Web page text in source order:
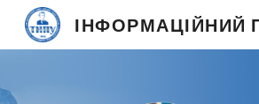
ІНФОРМАЦІЙНИЙ